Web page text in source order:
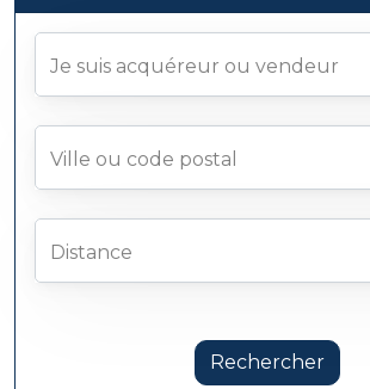
Je suis acquéreur ou vendeur
Ville ou code postal
Distance
Rechercher